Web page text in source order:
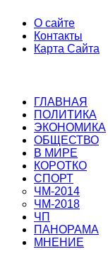
О сайте
Контакты
Карта Сайта
ГЛАВНАЯ
ПОЛИТИКА
ЭКОНОМИКА
ОБЩЕСТВО
В МИРЕ
КОРОТКО
СПОРТ
ЧМ-2014
ЧМ-2018
ЧП
ПАНОРАМА
МНЕНИЕ